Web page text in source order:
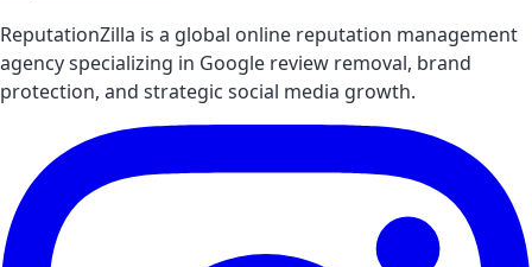
ReputationZilla is a global online reputation management
agency specializing in Google review removal, brand
protection, and strategic social media growth.